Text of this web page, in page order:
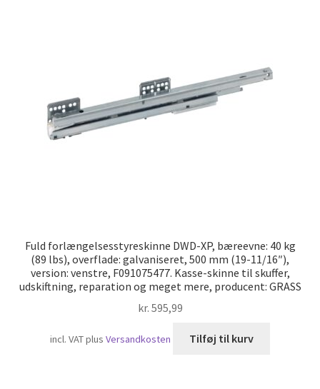
Fuld forlængelsesstyreskinne DWD-XP, bæreevne: 40 kg
(89 lbs), overflade: galvaniseret, 500 mm (19-11/16″),
version: venstre, F091075477. Kasse-skinne til skuffer,
udskiftning, reparation og meget mere, producent: GRASS
kr. 595,99
incl. VATplusVersandkosten Tilføj til kurv